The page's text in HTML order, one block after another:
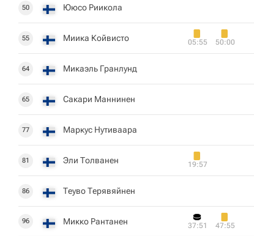
50 Ююсо Риикола
55 Миика Койвисто 05:55 50:00
64 Микаэль Гранлунд
65 Сакари Маннинен
77 Маркус Нутиваара
81 Эли Толванен 19:57
86 Теуво Терявяйнен
96 Микко Рантанен 37:51 47:55